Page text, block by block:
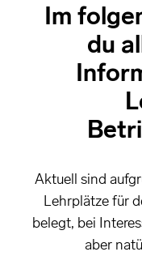
Im
du
Aktuell sind
Lehrplätze für
belegt, bei
aber